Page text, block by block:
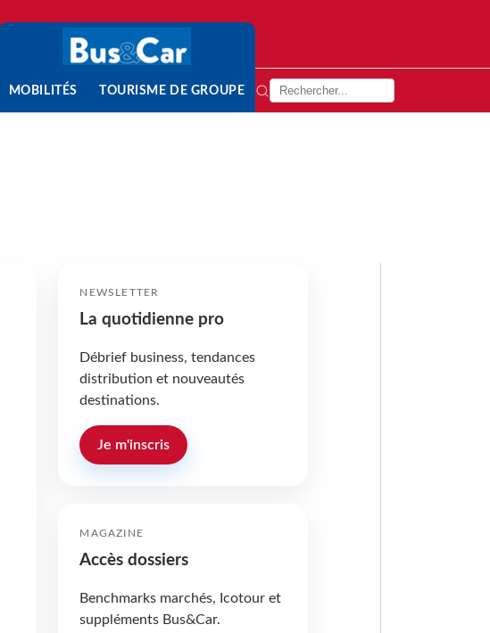
MOBILITÉS TOURISME DE GROUPE
NEWSLETTER
La quotidienne pro
Débrief business, tendances
distribution et nouveautés
destinations.
Je m'inscris
MAGAZINE
Accès dossiers
Benchmarks marchés, Icotour et
suppléments Bus&Car.